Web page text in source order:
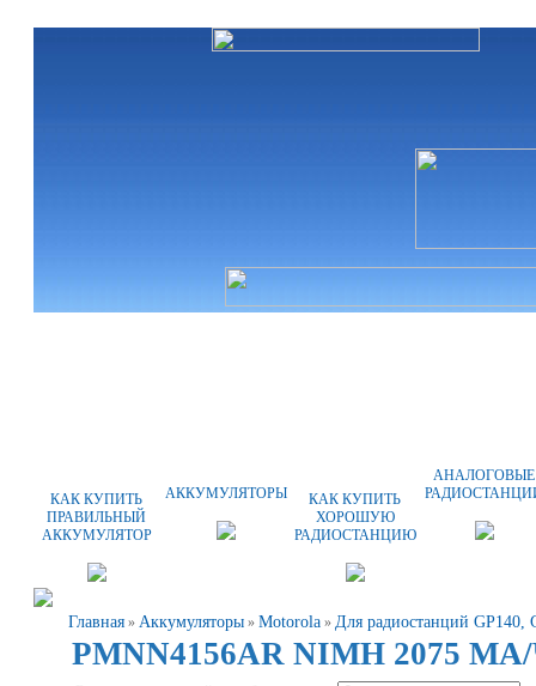
КАК КУПИТЬ
ПРАВИЛЬНЫЙ
АККУМУЛЯТОР
АККУМУЛЯТОРЫ
КАК КУПИТЬ
ХОРОШУЮ
РАДИОСТАНЦИЮ
АНАЛОГОВЫЕ
Главная » Аккумуляторы » Motorola » Для радиостанций GP140,
PMNN4156AR NIMH 2075